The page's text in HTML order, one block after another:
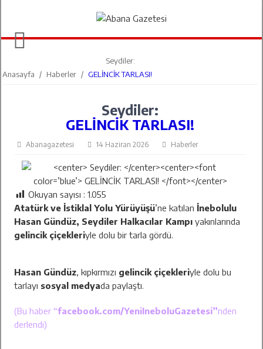
Anasayfa / Haberler /
Seydiler:
GELİNCİK TARLASI!
Seydiler:
GELİNCİK TARLASI!
Abanagazetesi 14 Haziran 2026 Haberler
Okuyan sayısı :1.055
Atatürk ve İstiklal Yolu Yürüyüşü’ne katılan İnebolulu
Hasan Gündüz, Seydiler Halkacılar Kampıyakınlarında
gelincik çiçekleriyle dolu bir tarla gördü.
Hasan Gündüz, kıpkırmızı gelincik çiçekleriyle dolu bu
tarlayı sosyal medyada paylaştı.
(Bu haber “facebook.com/YeniIneboluGazetesi”nden
derlendi)